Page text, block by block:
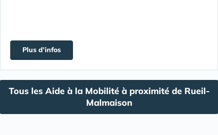
Plus d'infos
Tous les Aide à la Mobilité à proximité de Rueil-
Malmaison